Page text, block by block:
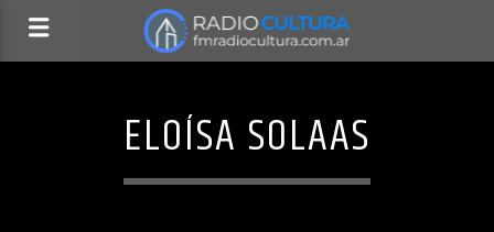
ELOÍSA SOLAAS